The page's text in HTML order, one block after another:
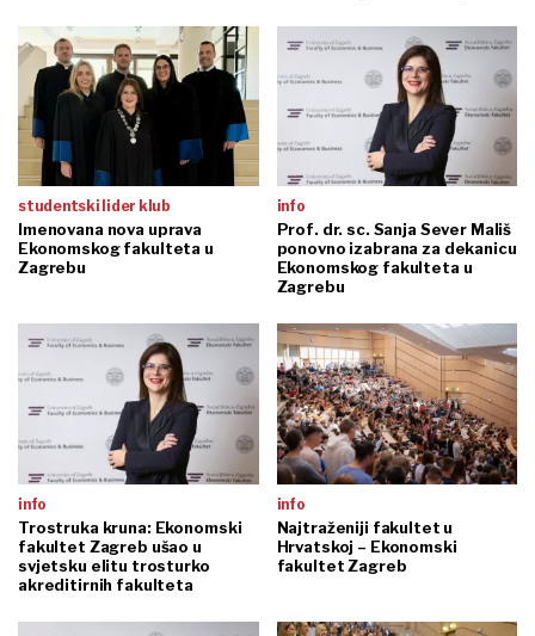
studentski lider klub
Imenovana nova uprava
Ekonomskog fakulteta u
Zagrebu
info
Prof. dr. sc. Sanja Sever Mališ
ponovno izabrana za dekanicu
Ekonomskog fakulteta u
Zagrebu
info
Trostruka kruna: Ekonomski
fakultet Zagreb ušao u
svjetsku elitu trosturko
akreditirnih fakulteta
info
Najtraženiji fakultet u
Hrvatskoj – Ekonomski
fakultet Zagreb